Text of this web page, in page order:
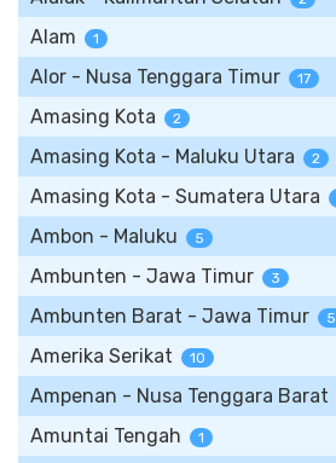
Alam 1
Alor - Nusa Tenggara Timur 17
Amasing Kota 2
Amasing Kota - Maluku Utara 2
Amasing Kota - Sumatera Utara
Ambon - Maluku 5
Ambunten - Jawa Timur 3
Ambunten Barat - Jawa Timur 5
Amerika Serikat 10
Ampenan - Nusa Tenggara Barat
Amuntai Tengah 1